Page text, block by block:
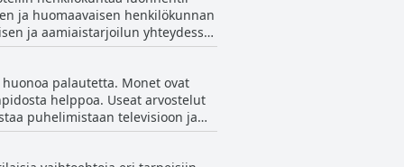
tekee vierailusta mukavan ja
raportoivat ongelmista, kuten
olevan yksittäisiä, ja ne
henkilökunta. Se on loistava
ja huomaavaisen henkilökunnan
ja aamiaistarjoilun yhteydessä,
toiset vieraat kokivat
kokemukset yhdistettiin usein
Muutamat arvostelut viittasivat
yleisestä
tiimistä, joka pyrkii
palautetta. Monet ovat
helppoa. Useat arvostelut
puhelimistaan televisioon ja
ylläpitää vakaata yhteyttä.